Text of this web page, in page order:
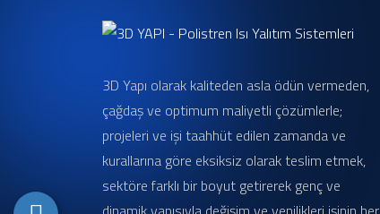
3D Yapı olarak kaliteden asla ödün vermeden,
çağdaş ve optimum maliyetli çözümlerle;
projeleri ve işi taahhüt edilen zamanda ve
kurallarına göre eksiksiz olarak teslim etmek,
sektöre farklı bir boyut getirerek genç ve